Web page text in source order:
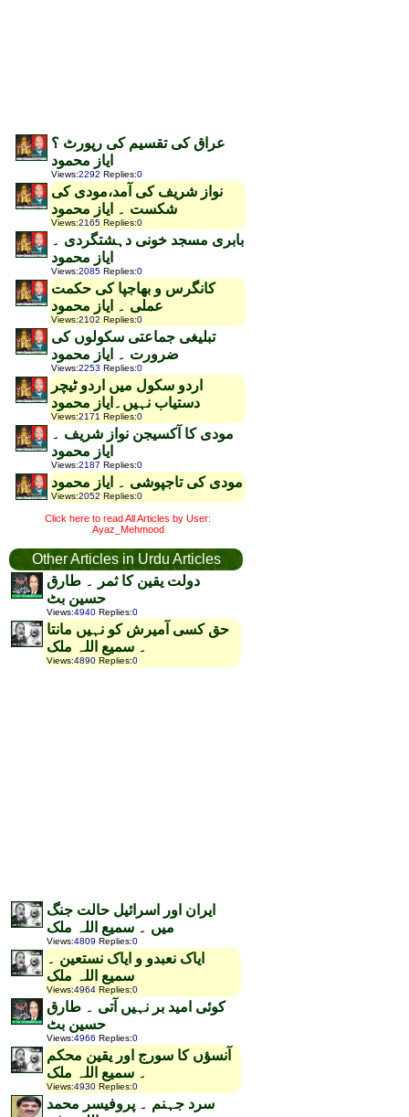
عراق کی تقسیم کی رپورٹ ؟
ایاز محمود
Views:2292 Replies:0
نواز شریف کی آمد،مودی کی
شکست ۔ ایاز محمود
Views:2165 Replies:0
بابری مسجد خونی دہشتگردی ۔
ایاز محمود
Views:2085 Replies:0
کانگرس و بھاجپا کی حکمت
عملی ۔ ایاز محمود
Views:2102 Replies:0
تبلیغی جماعتی سکولوں کی
ضرورت ۔ ایاز محمود
Views:2253 Replies:0
اردو سکول میں اردو ٹیچر
دستیاب نہیں۔ایاز محمود
Views:2171 Replies:0
مودی کا آکسیجن نواز شریف ۔
ایاز محمود
Views:2187 Replies:0
مودی کی تاجپوشی ۔ ایاز محمود
Views:2052 Replies:0
Click here to read All Articles by User:
Ayaz_Mehmood
Other Articles in Urdu Articles
دولت یقین کا ثمر ۔ طارق
حسین بٹ
Views:4940 Replies:0
حق کسی آمیرش کو نہیں مانتا
۔ سمیع اللہ ملک
Views:4890 Replies:0
ایران اور اسرائیل حالت جنگ
میں ۔ سمیع اللہ ملک
Views:4809 Replies:0
ایاک نعبدو و ایاک نستعین ۔
سمیع اللہ ملک
Views:4964 Replies:0
کوئی امید بر نہیں آتی ۔ طارق
حسین بٹ
Views:4966 Replies:0
آنسؤں کا سورج اور یقین محکم
۔ سمیع اللہ ملک
Views:4930 Replies:0
سرد جہنم ۔ پروفیسر محمد